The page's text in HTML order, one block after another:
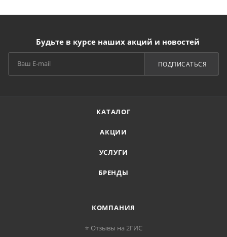
Будьте в курсе наших акций и новостей
ПОДПИСАТЬСЯ
КАТАЛОГ
АКЦИИ
УСЛУГИ
БРЕНДЫ
КОМПАНИЯ
⭐ Отзывы на 2ГИС